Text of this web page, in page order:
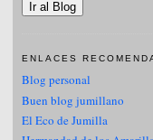
ENLACES
Blog personal
Buen blog jumillano
El Eco de Jumilla